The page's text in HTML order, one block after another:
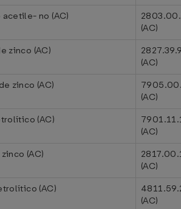
no (AC)
(AC)
zinco (AC)
(AC)
zinco (AC)
(AC)
(AC)
(AC)
(AC)
(AC)
(AC)
(AC)